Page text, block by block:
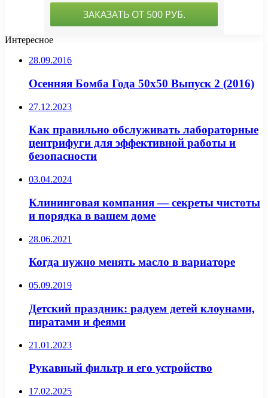
Интересное
28.09.2016
Осенняя Бомба Года 50х50 Выпуск 2 (2016)
27.12.2023
Как правильно обслуживать лабораторные
центрифуги для эффективной работы и
безопасности
03.04.2024
Клининговая компания — секреты чистоты
и порядка в вашем доме
28.06.2021
Когда нужно менять масло в вариаторе
05.09.2019
Детский праздник: радуем детей клоунами,
пиратами и феями
21.01.2023
Рукавный фильтр и его устройство
17.02.2025